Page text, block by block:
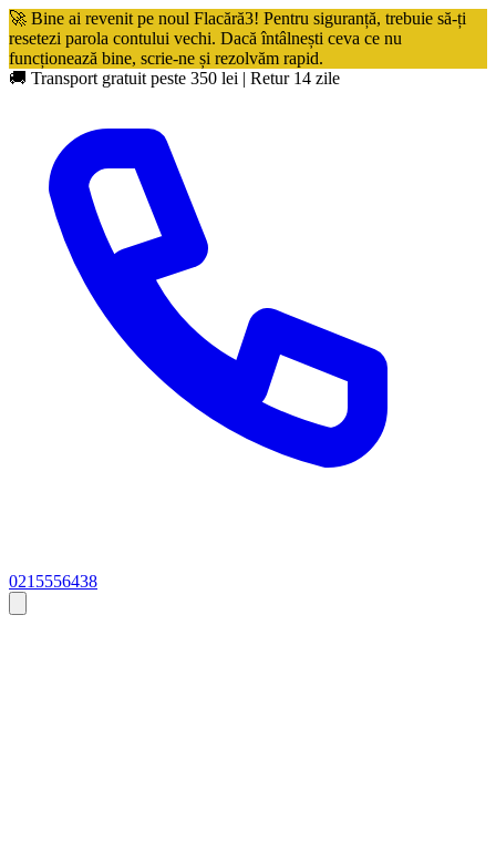
🚀 Bine ai revenit pe noul Flacără3! Pentru siguranță, trebuie să-ți
resetezi parola contului vechi. Dacă întâlnești ceva ce nu
funcționează bine, scrie-ne și rezolvăm rapid.
🚚 Transport gratuit peste 350 lei | Retur 14 zile
0215556438